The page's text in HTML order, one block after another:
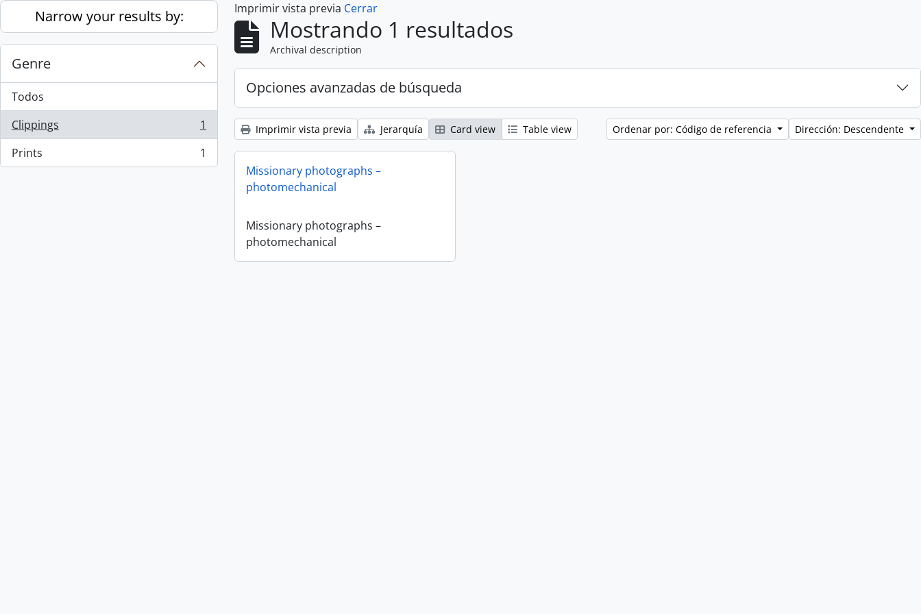
Skip to main content
Narrow your results by:
Genre
Todos
Clippings
, 1 resultados
1
Prints
, 1 resultados 1
Imprimir vista previa Cerrar
Mostrando 1 resultados
Archival description
Opciones avanzadas de búsqueda
Imprimir vista previa Jerarquía Card view Table view Ordenar por: Código de referencia Dirección: Descendente
Missionary photographs –
photomechanical
Missionary photographs –
photomechanical